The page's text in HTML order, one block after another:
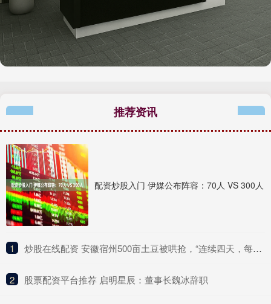
推荐资讯
配资炒股入门 伊媒公布阵容：70人 VS 300人
1 ​炒股在线配资 安徽宿州500亩土豆被哄抢，“连续四天，每天抢走十多万斤”，民警要求种植户删帖：“影响那么大，对你有利吗?”
2 ​股票配资平台推荐 启明星辰：董事长魏冰辞职